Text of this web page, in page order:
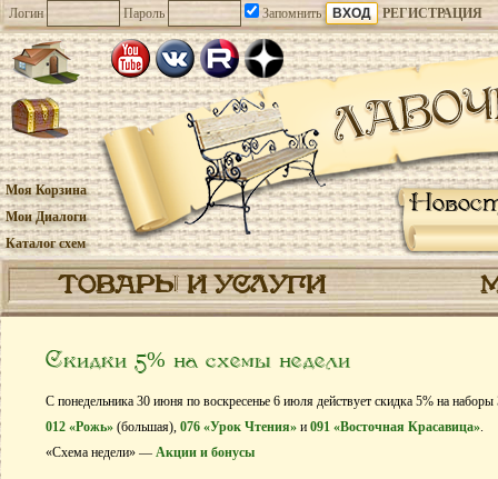
Логин Пароль Запомнить РЕГИСТРАЦИЯ
Моя Корзина
Мои Диалоги
Каталог схем
ТОВАРЫ И УСЛУГИ
Скидки 5% на схемы недели
С понедельника 30 июня по воскресенье 6 июля действует скидка 5% на
012 «Рожь» (большая), 076 «Урок Чтения» и 091 «Восточная Красавица».
«Схема недели» — Акции и бонусы